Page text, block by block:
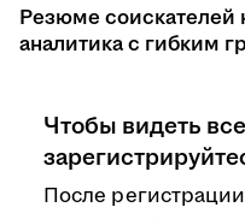
Резюме соискателей
аналитика с гибким
Чтобы видеть
После